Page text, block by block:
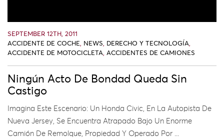
SEPTEMBER 12TH, 2011
ACCIDENTE DE COCHE, NEWS, DERECHO Y TECNOLOGÍA,
ACCIDENTE DE MOTOCICLETA, ACCIDENTES DE CAMIONES
Ningún Acto De Bondad Queda Sin
Castigo
Imagina Este Escenario: Un Honda Civic, En La Autopista De
Nueva Jersey, Se Encuentra Atrapado Bajo Un Enorme
Camión De Remolque, Propiedad Y Operado Por ...